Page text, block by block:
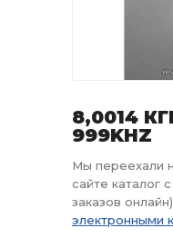
8,0014
999KHZ
Мы переехали
сайте каталог
заказов
электронными